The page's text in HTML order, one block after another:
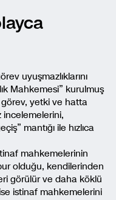
uyuşmazlıklarını
Mahkemesi” kurulmuş
görev, yetki ve hatta
incelemelerini,
mantığı ile hızlıca
mahkemelerinin
olduğu, kendilerinden
görülür ve daha köklü
istinaf mahkemelerini